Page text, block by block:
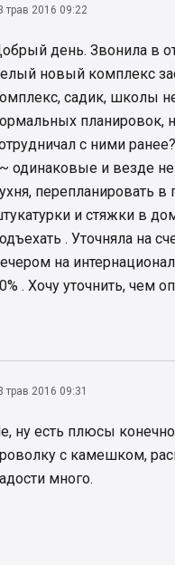
трав 2016 09:22
день. Звонила в
новый комплекс
садик, школы
планировок,
с ними
одинаковые и везде
перепланировать в
и стяжки в
. Уточняла на
на
. Хочу уточнить, чем
трав 2016 09:31
ну есть плюсы
с камешком,
много.